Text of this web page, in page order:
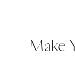
Make